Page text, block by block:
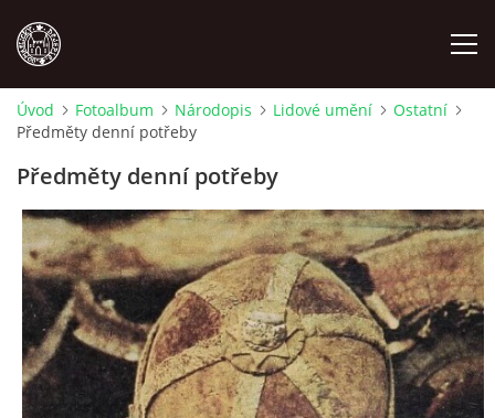
MÍSTOPIS
OSOBNOSTI
OSTATNÍ
ODKAZY
Úvod Fotoalbum Národopis Lidové umění
Ostatní
Předměty denní potřeby
Předměty denní potřeby